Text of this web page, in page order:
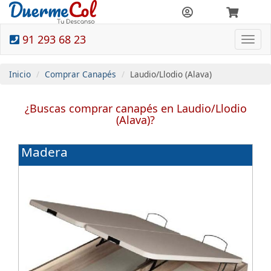
91 293 68 23
Inicio Comprar Canapés Laudio/Llodio (Alava)
¿Buscas comprar canapés en Laudio/Llodio
(Alava)?
Madera